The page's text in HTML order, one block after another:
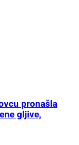
pronašla
gljive,